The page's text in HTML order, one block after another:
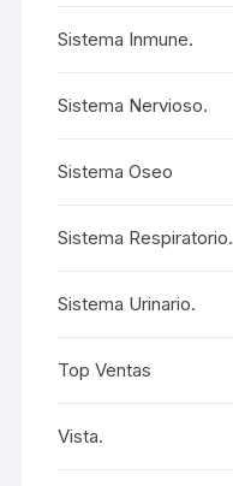
Sistema Inmune.
Sistema Nervioso.
Sistema Oseo
Sistema Respiratorio.
Sistema Urinario.
Top Ventas
Vista.